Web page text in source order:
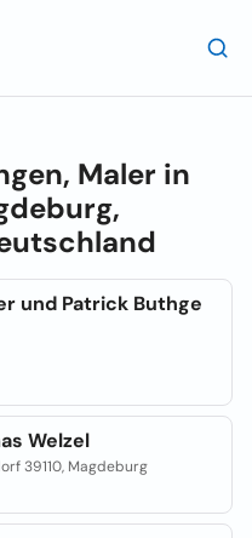
Maler in
und Patrick Buthge
Welzel
39110, Magdeburg